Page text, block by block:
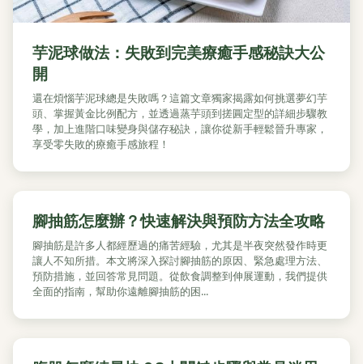
芋泥球做法：失敗到完美療癒手感秘訣大公
開
還在煩惱芋泥球總是失敗嗎？這篇文章獨家揭露如何挑選夢幻芋
頭、掌握黃金比例配方，並透過蒸芋頭到搓圓定型的詳細步驟教
學，加上進階口味變身與儲存秘訣，讓你從新手輕鬆晉升專家，
享受零失敗的療癒手感旅程！
腳抽筋怎麼辦？快速解決與預防方法全攻略
腳抽筋是許多人都經歷過的痛苦經驗，尤其是半夜突然發作時更
讓人不知所措。本文將深入探討腳抽筋的原因、緊急處理方法、
預防措施，並回答常見問題。從飲食調整到伸展運動，我們提供
全面的指南，幫助你遠離腳抽筋的困...